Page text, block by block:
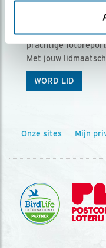
Ontvang 5 x
Vogels is het
prachtige
Met jouw
WORD LID
Onze sites Mijn